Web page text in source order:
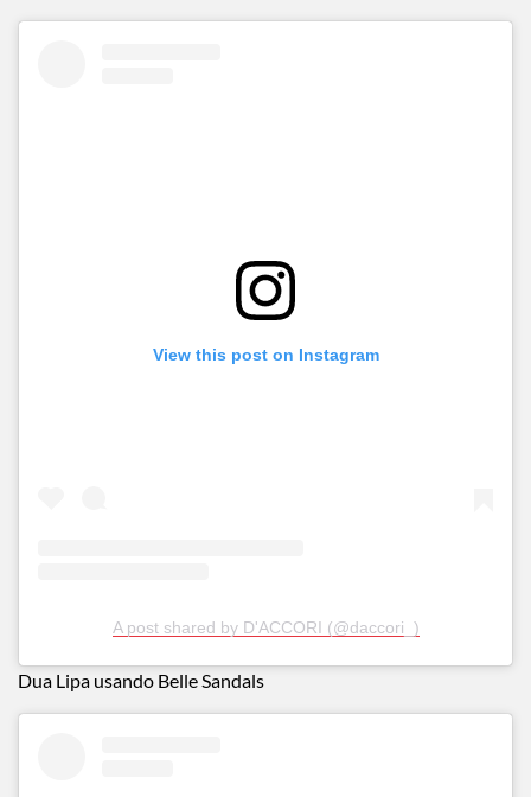
View this post on Instagram
A post shared by D'ACCORI (@daccori_)
Dua Lipa usando Belle Sandals